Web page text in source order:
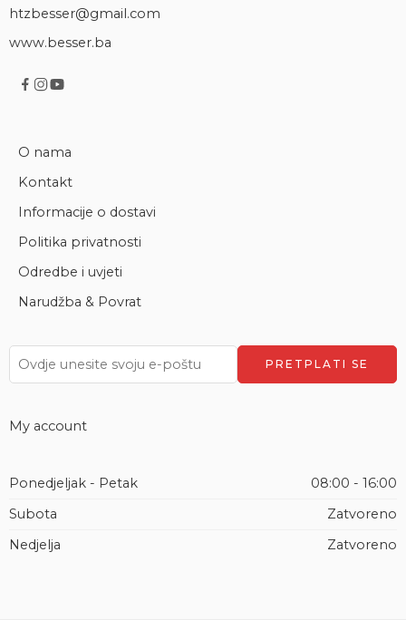
htzbesser@gmail.com
www.besser.ba
O nama
Kontakt
Informacije o dostavi
Politika privatnosti
Odredbe i uvjeti
Narudžba & Povrat
My account
Ponedjeljak - Petak
08:00 - 16:00
Subota
Zatvoreno
Nedjelja
Zatvoreno